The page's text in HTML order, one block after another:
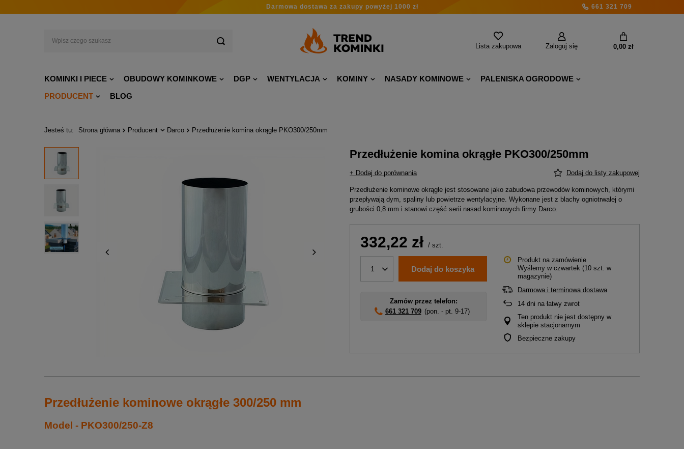
Darmowa dostawa za zakupy powyżej 1000 zł 661 321 709
Zaloguj się
Lista zakupowa 0,00 zł
KOMINKI I PIECE OBUDOWY KOMINKOWE DGP WENTYLACJA KOMINY NASADY KOMINOWE
PALENISKA OGRODOWE
PRODUCENT
BLOG
Jesteś tu: Strona główna Producent Darco Przedłużenie komina okrągłe PKO300/250mm
Przedłużenie komina okrągłe PKO300/250mm
+ Dodaj do porównania Dodaj do listy zakupowej
Przedłużenie kominowe okrągłe jest stosowane jako zabudowa przewodów kominowych, którymi
przepływają dym, spaliny lub powietrze wentylacyjne. Wykonane jest z blachy ogniotrwałej o
grubości 0,8 mm i stanowi część serii nasad kominowych firmy Darco.
332,22 zł / szt.
1 Dodaj do koszyka
Zamów przez telefon:
661 321 709 (pon. - pt. 9-17)
Produkt na zamówienie
Wyślemy w czwartek (10 szt. w
magazynie)
Darmowa i terminowa dostawa
14 dni na łatwy zwrot
Ten produkt nie jest dostępny w
sklepie stacjonarnym
Bezpieczne zakupy
Przedłużenie kominowe okrągłe 300/250 mm
Model - PKO300/250-Z8